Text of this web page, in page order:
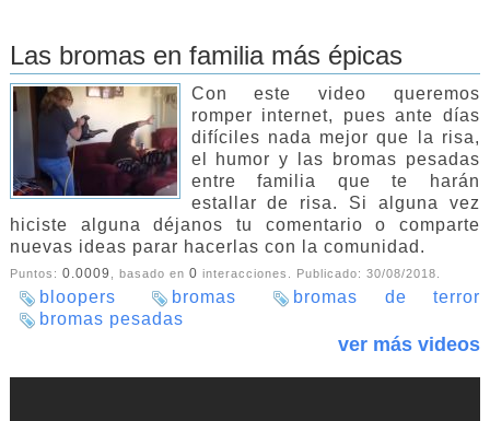
Las bromas en familia más épicas
Con este video queremos
romper internet, pues ante días
difíciles nada mejor que la risa,
el humor y las bromas pesadas
entre familia que te harán
estallar de risa. Si alguna vez
hiciste alguna déjanos tu comentario o comparte
nuevas ideas parar hacerlas con la comunidad.
Puntos: 0.0009 , basado en 0 interacciones. Publicado: 30/08/2018.
bloopers bromas
bromas de terror
bromas pesadas
ver más videos